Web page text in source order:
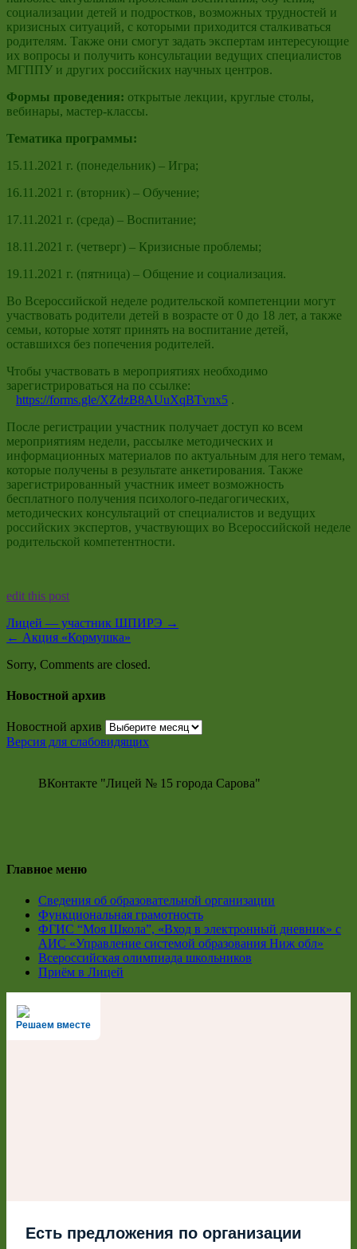
социализации детей и подростков, возможных трудностей и
кризисных ситуаций, с которыми приходится сталкиваться
родителям. Также они смогут задать экспертам интересующие
их вопросы и получить консультации ведущих специалистов
МГППУ и других российских научных центров.
Формы проведения: открытые лекции, круглые столы,
вебинары, мастер-классы.
Тематика программы:
15.11.2021 г. (понедельник) – Игра;
16.11.2021 г. (вторник) – Обучение;
17.11.2021 г. (среда) – Воспитание;
18.11.2021 г. (четверг) – Кризисные проблемы;
19.11.2021 г. (пятница) – Общение и социализация.
Во Всероссийской неделе родительской компетенции могут
участвовать родители детей в возрасте от 0 до 18 лет, а также
семьи, которые хотят принять на воспитание детей,
оставшихся без попечения родителей.
Чтобы участвовать в мероприятиях необходимо
зарегистрироваться на по ссылке:
https://forms.gle/XZdzB8AUuXqBTvnx5 .
После регистрации участник получает доступ ко всем
мероприятиям недели, рассылке методических и
информационных материалов по актуальным для него темам,
которые получены в результате анкетирования. Также
зарегистрированный участник имеет возможность
бесплатного получения психолого-педагогических,
методических консультаций от специалистов и ведущих
российских экспертов, участвующих во Всероссийской неделе
родительской компетентности.
edit this post
Лицей — участник ШПИРЭ →
← Акция «Кормушка»
Sorry, Comments are closed.
Новостной архив
Новостной архив
Версия для слабовидящих
ВКонтакте "Лицей № 15 города Сарова"
Главное меню
Сведения об образовательной организации
Функциональная грамотность
ФГИС “Моя Школа”, «Вход в электронный дневник» с
АИС «Управление системой образования Ниж обл»
Всероссийская олимпиада школьников
Приём в Лицей
Решаем вместе
Есть предложения по организации